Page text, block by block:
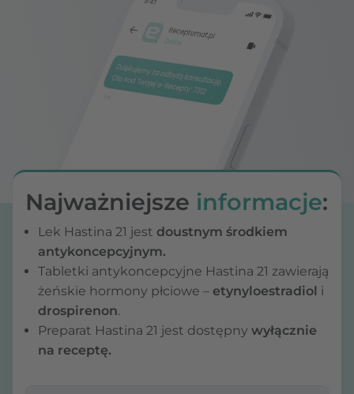
Najważniejsze informacje:
Lek Hastina 21 jest doustnym środkiem
antykoncepcyjnym.
Tabletki antykoncepcyjne Hastina 21 zawierają
żeńskie hormony płciowe – etynyloestradiol i
drospirenon.
Preparat Hastina 21 jest dostępny wyłącznie
na receptę.